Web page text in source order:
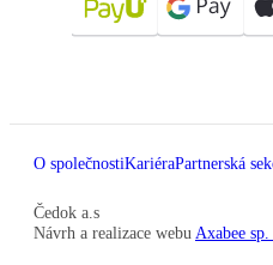
O společnostiKariéraPartnerská
Čedok a.s
Návrh a realizace webu Axabee sp.